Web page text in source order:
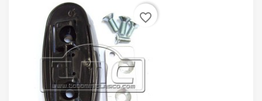
favorite_border